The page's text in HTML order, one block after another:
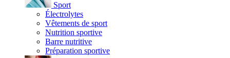
Sport
Électrolytes
Vêtements de sport
Nutrition sportive
Barre nutritive
Préparation sportive